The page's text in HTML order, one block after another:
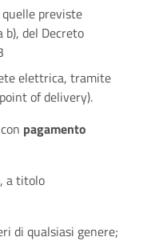
previste
del Decreto
elettrica, tramite
of delivery).
pagamento
a titolo
di qualsiasi genere;